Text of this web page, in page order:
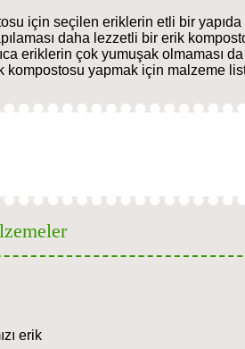
için seçilen eriklerin etli bir
daha lezzetli bir erik
eriklerin çok yumuşak olmaması
kompostosu yapmak için malzeme
erik